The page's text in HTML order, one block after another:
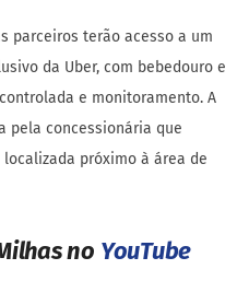
parceiros terão acesso a um
da Uber, com bebedouro e
e monitoramento. A
pela concessionária que
próximo à área de
no YouTube